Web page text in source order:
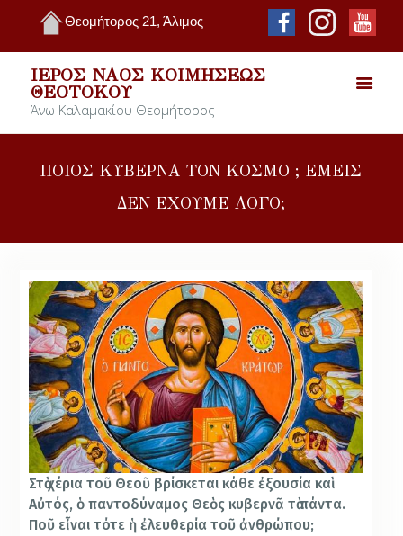
Θεομήτορος 21, Άλιμος
ΙΕΡΌΣ ΝΑΌΣ ΚΟΙΜΉΣΕΩΣ
ΘΕΟΤΌΚΟΥ
Άνω Καλαμακίου Θεομήτορος
ΠΟΙΟΣ ΚΥΒΕΡΝΑ ΤΟΝ ΚΟΣΜΟ ; ΕΜΕΙΣ
ΔΕΝ ΕΧΟΥΜΕ ΛΟΓΟ;
Στὰ χέρια τοῦ Θεοῦ βρίσκεται κάθε ἐξουσία καὶ
Αὐτός, ὁ παντοδύναμος Θεὸς κυβερνᾶ τὰ πάντα.
Ποῦ εἶναι τότε ἡ ἐλευθερία τοῦ ἀνθρώπου;